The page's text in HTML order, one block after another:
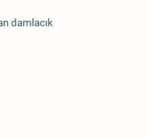
damlacık